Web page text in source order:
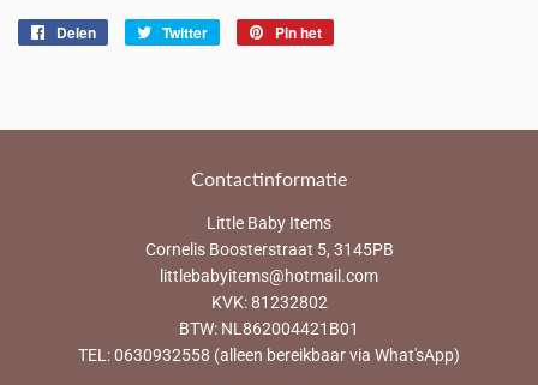
Delen
Delen
Twitter
TwitterenPin het
Contactinformatie
Little Baby Items
Cornelis Boosterstraat 5, 3145PB
littlebabyitems@hotmail.com
KVK: 81232802
BTW: NL862004421B01
TEL: 0630932558 (alleen bereikbaar via What'sApp)